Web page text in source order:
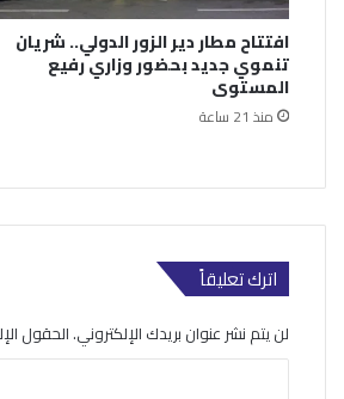
افتتاح مطار دير الزور الدولي.. شريان
تنموي جديد بحضور وزاري رفيع
المستوى
منذ 21 ساعة
اترك تعليقاً
لن يتم نشر عنوان بريدك الإلكتروني.الحقول